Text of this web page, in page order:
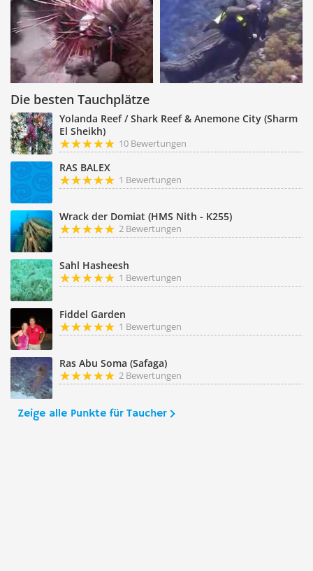
Die besten Tauchplätze
Yolanda Reef / Shark Reef & Anemone City (Sharm
El Sheikh)
10 Bewertungen
RAS BALEX
1 Bewertungen
Wrack der Domiat (HMS Nith - K255)
2 Bewertungen
Sahl Hasheesh
1 Bewertungen
Fiddel Garden
1 Bewertungen
Ras Abu Soma (Safaga)
2 Bewertungen
Zeige alle Punkte für Taucher